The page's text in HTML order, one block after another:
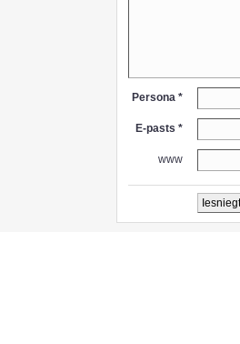
Persona *
E-pasts *
www